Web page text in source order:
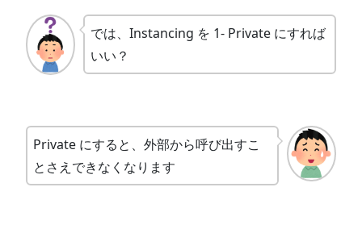
では、Instancing を 1- Private にすれば
いい？
Private にすると、外部から呼び出すこ
とさえできなくなります